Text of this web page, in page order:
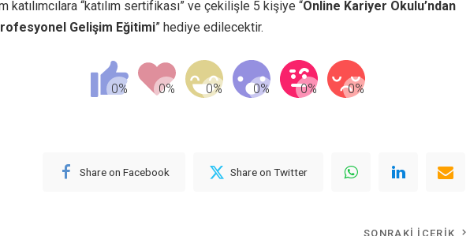
katılımcılara “katılım sertifikası” ve çekilişle 5 kişiye “Online Kariyer Okulu’ndan
Gelişim Eğitimi” hediye edilecektir.
Share on Facebook Share on Twitter
SONRAKI İÇERIK